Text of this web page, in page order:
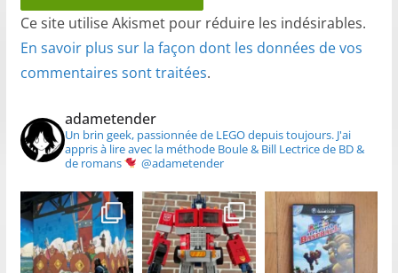
Ce site utilise Akismet pour réduire les indésirables.
En savoir plus sur la façon dont les données de vos
commentaires sont traitées.
adametender
Un brin geek, passionnée de LEGO depuis toujours.J'ai
appris à lire avec la méthode Boule & Bill Lectrice de BD &
de romans
@adametender